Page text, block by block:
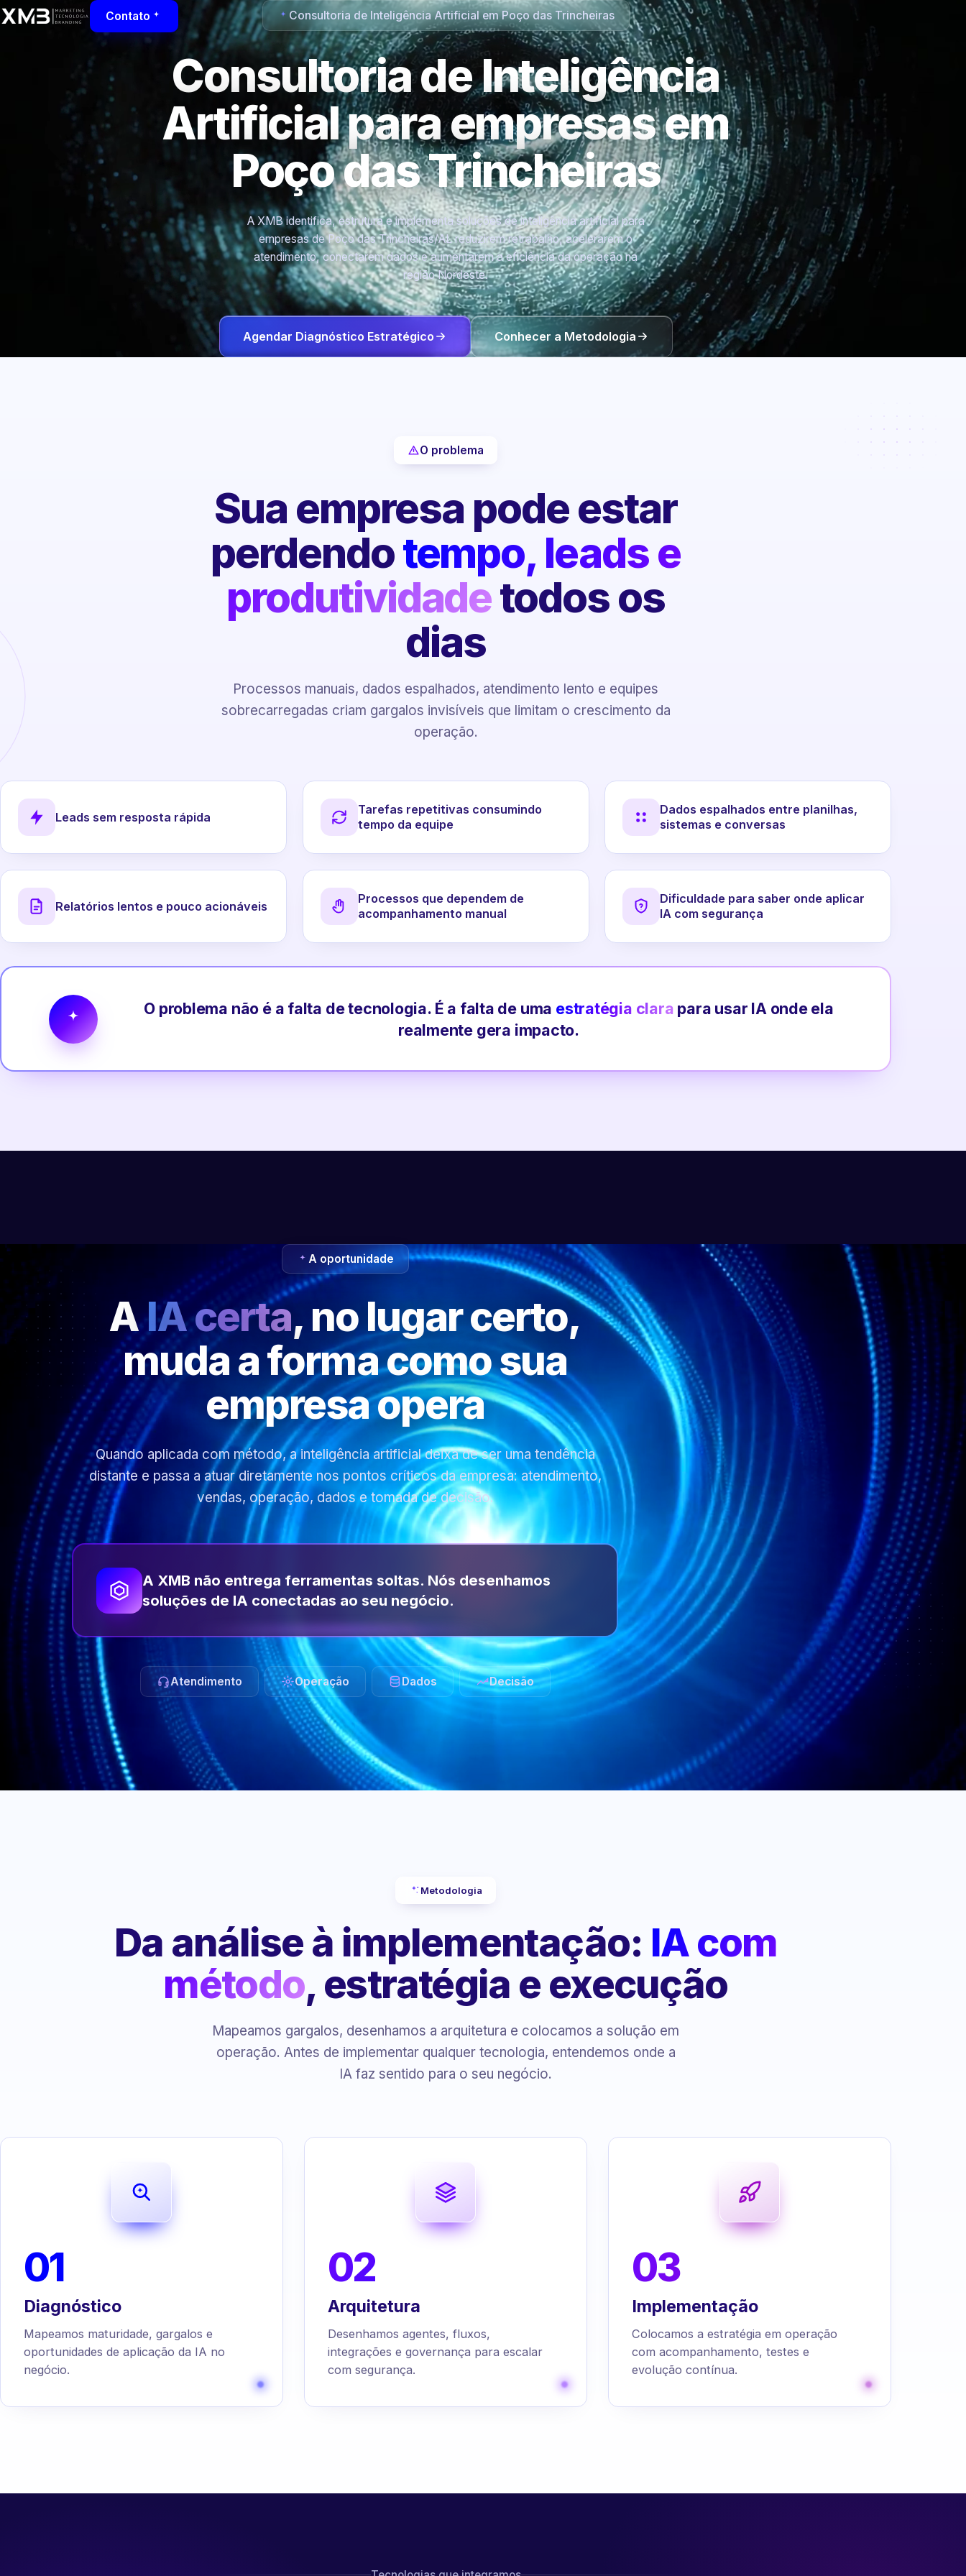
Contato Consultoria de Inteligência Artificial em Poço das Trincheiras
Consultoria de Inteligência
Artificial para empresas em
Poço das Trincheiras
A XMB identifica, estrutura e implementa soluções de inteligência artificial para
empresas de Poço das Trincheiras/AL reduzirem retrabalho, acelerarem o
atendimento, conectarem dados e aumentarem a eficiência da operação na
região Nordeste.
Agendar Diagnóstico Estratégico Conhecer a Metodologia
O problema
Sua empresa pode estar
perdendotempo, leads e
produtividadetodos os
dias
Processos manuais, dados espalhados, atendimento lento e equipes
sobrecarregadas criam gargalos invisíveis que limitam o crescimento da
operação.
Leads sem resposta rápida
Tarefas repetitivas consumindo
tempo da equipe
Dados espalhados entre planilhas,
sistemas e conversas
Relatórios lentos e pouco acionáveis
Processos que dependem de
acompanhamento manual
Dificuldade para saber onde aplicar
IA com segurança
O problema não é a falta de tecnologia. É a falta de uma estratégia clara para usar IA onde ela
realmente gera impacto.
A oportunidade
AIA certa, no lugar certo,
muda a forma como sua
empresa opera
Quando aplicada com método, a inteligência artificial deixa de ser uma tendência
distante e passa a atuar diretamente nos pontos críticos da empresa: atendimento,
vendas, operação, dados e tomada de decisão.
A XMB não entrega ferramentas soltas. Nós desenhamos
soluções de IA conectadas ao seu negócio.
Atendimento Operação Dados Decisão
Metodologia
Da análise à implementação: IA com
método, estratégia e execução
Mapeamos gargalos, desenhamos a arquitetura e colocamos a solução em
operação. Antes de implementar qualquer tecnologia, entendemos onde a
IA faz sentido para o seu negócio.
01
Diagnóstico
Mapeamos maturidade, gargalos e
oportunidades de aplicação da IA no
negócio.
02
Arquitetura
Desenhamos agentes, fluxos,
integrações e governança para escalar
com segurança.
03
Implementação
Colocamos a estratégia em operação
com acompanhamento, testes e
evolução contínua.